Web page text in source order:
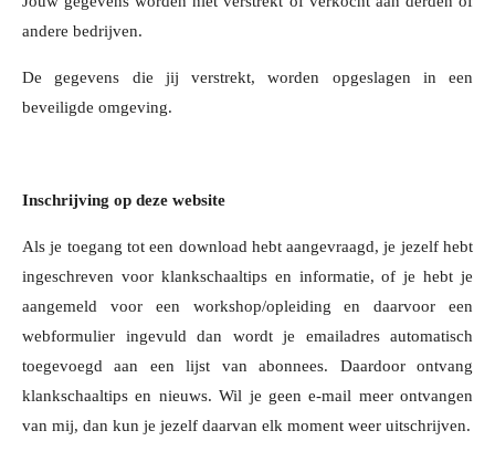
andere bedrijven.
De gegevens die jij verstrekt, worden opgeslagen in een
beveiligde omgeving.
Inschrijving op deze website
Als je toegang tot een download hebt aangevraagd, je jezelf hebt
ingeschreven voor klankschaaltips en informatie, of je hebt je
aangemeld voor een workshop/opleiding en daarvoor een
webformulier ingevuld dan wordt je emailadres automatisch
toegevoegd aan een lijst van abonnees. Daardoor ontvang
klankschaaltips en nieuws. Wil je geen e-mail meer ontvangen
van mij, dan kun je jezelf daarvan elk moment weer uitschrijven.